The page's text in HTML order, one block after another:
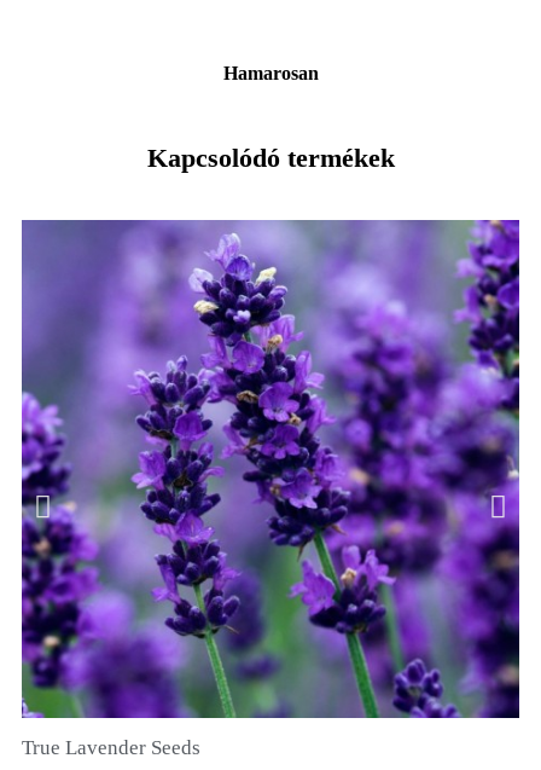
Hamarosan
Kapcsolódó termékek
True Lavender Seeds